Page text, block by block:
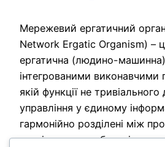
Мережевий ергатичний
Network Ergatic Organism) –
ергатична (людино-
інтегрованими
якій функції не
управління у єдиному
гармонійно розділені між
технічними засобами і